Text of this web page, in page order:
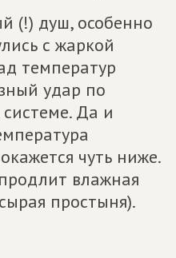
(!) душ, особенно
с жаркой
температур
удар по
Да и
чуть ниже.
влажная
простыня).